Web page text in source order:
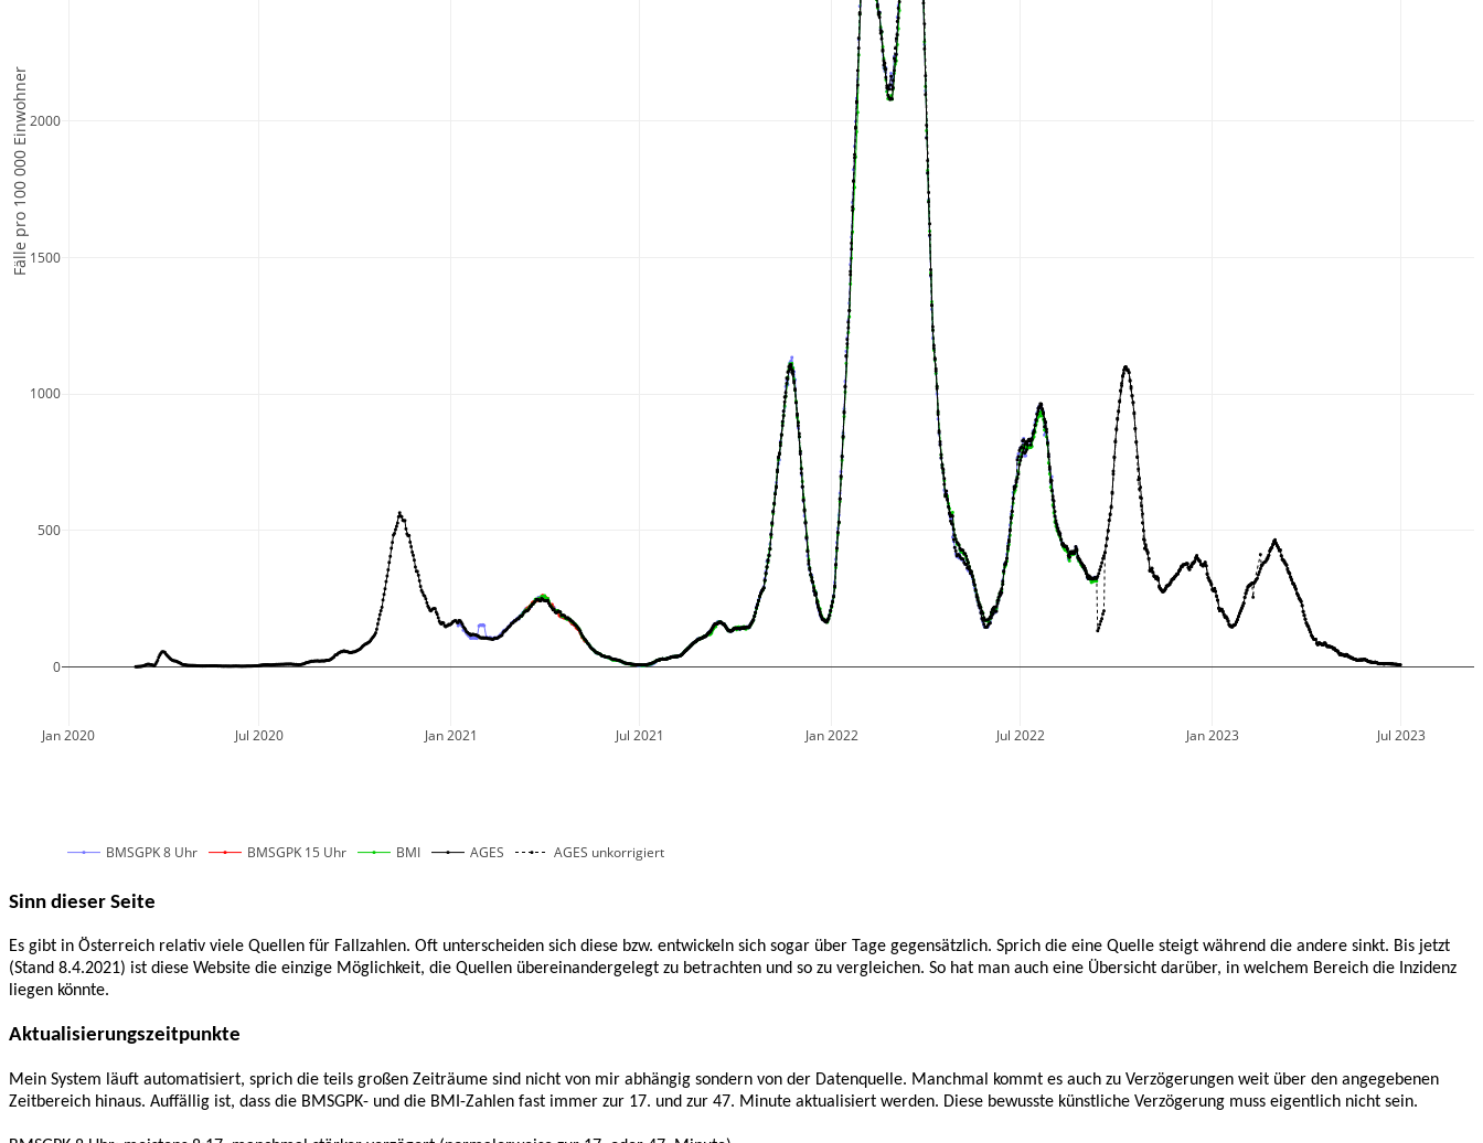
Jan 2020 Jul 2020 Jan 2021 Jul 2021 Jan 2022 Jul 2022 Jan 2023 Jul 2023
0
500
1000
1500
2000
BMSGPK 8 Uhr BMSGPK 15 Uhr BMI AGES AGES unkorrigiert
Fälle pro 100 000 Einwohner
Sinn dieser Seite
Es gibt in Österreich relativ viele Quellen für Fallzahlen. Oft unterscheiden sich diese bzw. entwickeln sich sogar über Tage gegensätzlich. Sprich die eine Quelle steigt während die andere sinkt. Bis jetzt
(Stand 8.4.2021) ist diese Website die einzige Möglichkeit, die Quellen übereinandergelegt zu betrachten und so zu vergleichen. So hat man auch eine Übersicht darüber, in welchem Bereich die Inzidenz
liegen könnte.
Aktualisierungszeitpunkte
Mein System läuft automatisiert, sprich die teils großen Zeiträume sind nicht von mir abhängig sondern von der Datenquelle. Manchmal kommt es auch zu Verzögerungen weit über den angegebenen
Zeitbereich hinaus. Auffällig ist, dass die BMSGPK- und die BMI-Zahlen fast immer zur 17. und zur 47. Minute aktualisiert werden. Diese bewusste künstliche Verzögerung muss eigentlich nicht sein.